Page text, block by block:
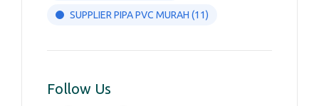
SUPPLIER PIPA PVC MURAH (11)
Follow Us